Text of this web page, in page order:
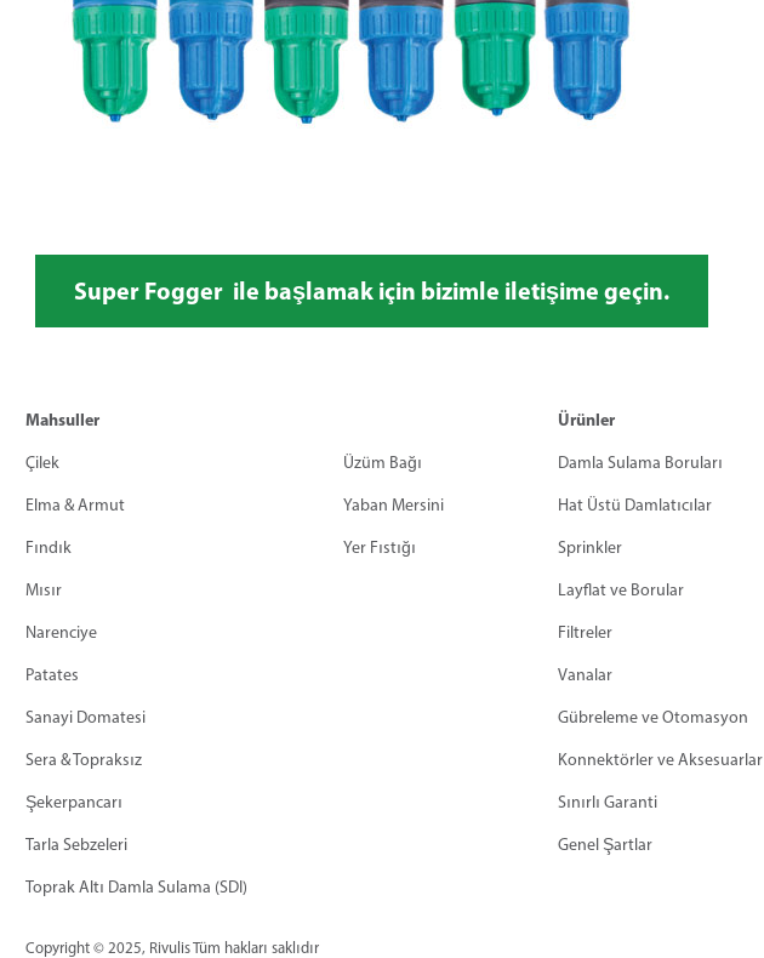
Super Fogger ile başlamak için bizimle iletişime geçin.
Çilek
Elma & Armut
Fındık
Mahsuller
Mısır
Narenciye
Patates
Sanayi Domatesi
Sera & Topraksız
Şekerpancarı
Tarla Sebzeleri
Toprak Altı Damla Sulama (SDI)
Üzüm Bağı
Yaban Mersini
Yer Fıstığı
Ürünler
Damla Sulama Boruları
Hat Üstü Damlatıcılar
Sprinkler
Layflat ve Borular
Filtreler
Vanalar
Gübreleme ve Otomasyon
Konnektörler ve Aksesuarlar
Sınırlı Garanti
Genel Şartlar
Copyright © 2025, Rivulis Tüm hakları saklıdır